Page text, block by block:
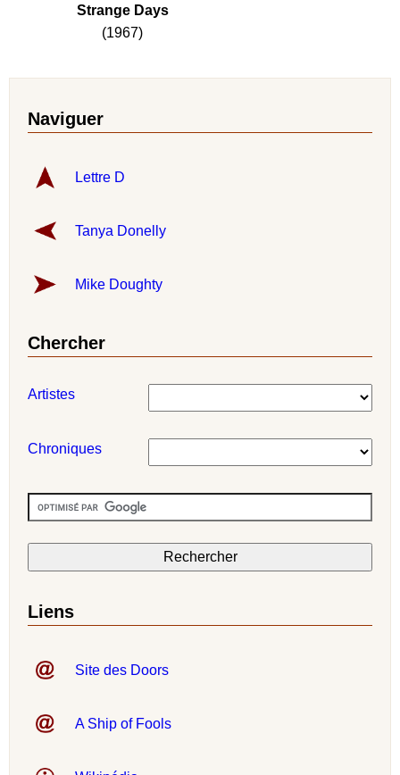
Strange Days
(1967)
Naviguer
Lettre D
Tanya Donelly
Mike Doughty
Chercher
Artistes
Chroniques
Liens
Site des Doors
A Ship of Fools